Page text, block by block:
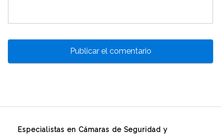
Especialistas en Cámaras de Seguridad y